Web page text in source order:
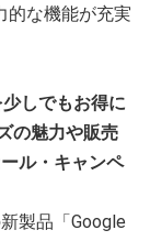
的な機能が充実
しでもお得に
の魅力や販売
ル・キャンペ
製品「Google